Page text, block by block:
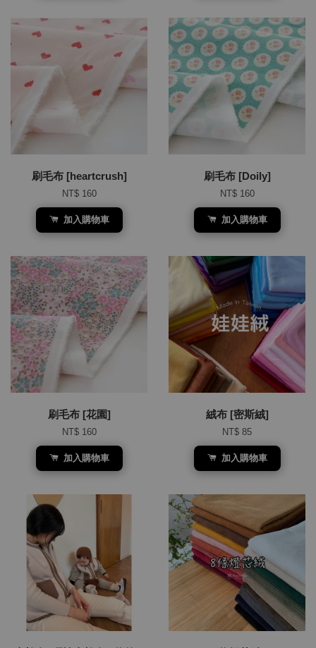
刷毛布 [heartcrush]
NT$ 160
加入購物車
刷毛布 [Doily]
NT$ 160
加入購物車
刷毛布 [花園]
NT$ 160
加入購物車
絨布 [密斯絨]
NT$ 85
加入購物車